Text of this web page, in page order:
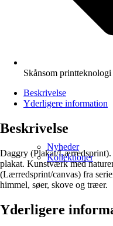
Nyheder
Kollektioner
Skånsom
Beskrivelse
Yderligere information
Beskrivelse
Daggry (Plakat/
plakat. Kunstværk med
(Lærredsprint/canvas) fra
himmel, søer, skove og træer.
Yderligere